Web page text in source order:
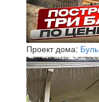
Проект дома: Буль